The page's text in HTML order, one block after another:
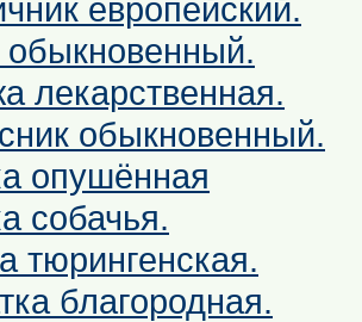
европейский.
обыкновенный.
лекарственная.
обыкновенный.
опушённая
собачья.
тюрингенская.
благородная.